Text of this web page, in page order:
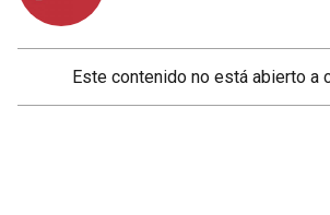
Este contenido no está abierto a